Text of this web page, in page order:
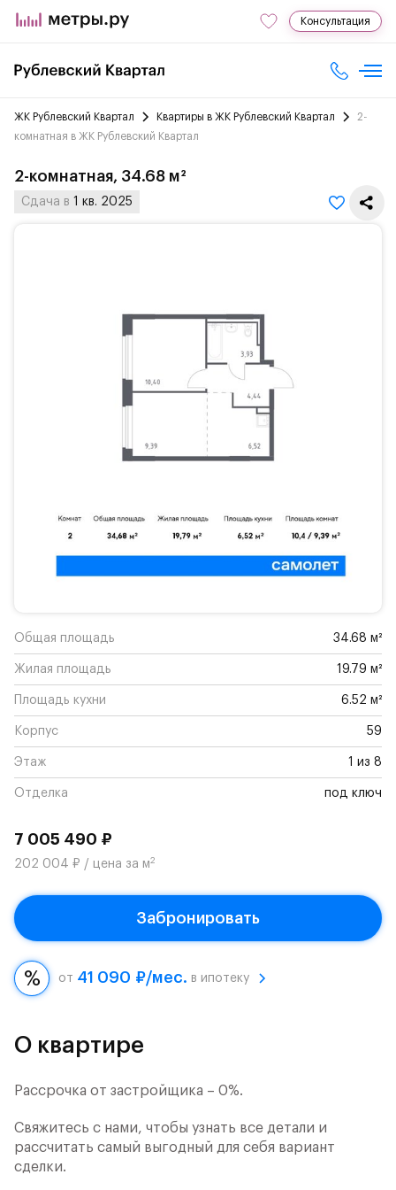
Консультация
ЖК Рублевский Квартал Квартиры в ЖК Рублевский Квартал
2-
комнатная в ЖК Рублевский Квартал
2-комнатная, 34.68 м²
Сдача в 1 кв. 2025
Общая площадь 34.68 м²
Жилая площадь 19.79 м²
Площадь кухни 6.52 м²
Корпус 59
Этаж 1 из 8
Отделка под ключ
7 005 490 ₽
202 004 ₽ / цена за м2
Забронировать
от 41 090 ₽/мес. в ипотеку
О квартире
Рассрочка от застройщика – 0%.
Свяжитесь с нами, чтобы узнать все детали и
рассчитать самый выгодный для себя вариант
сделки.